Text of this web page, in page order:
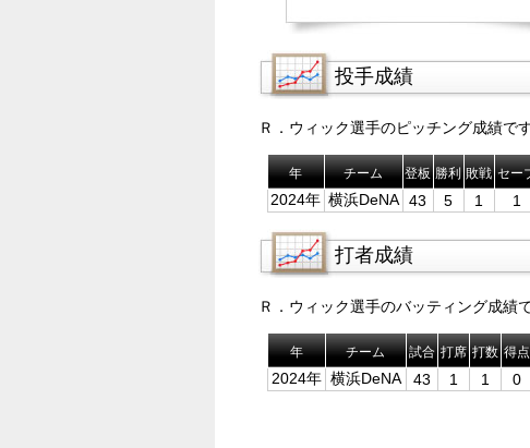
投手成績
Ｒ．ウィック選手のピッチング成績で
年 チーム 登板 勝利 敗戦 セー
2024年 横浜DeNA 43 5 1 1
打者成績
Ｒ．ウィック選手のバッティング成績
年 チーム 試合 打席 打数 得点
2024年 横浜DeNA 43 1 1 0